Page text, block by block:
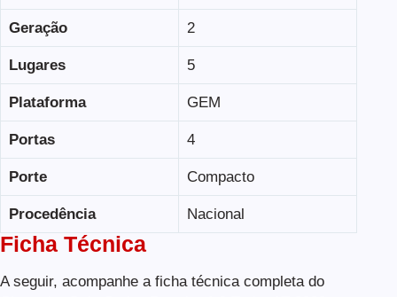
Geração 2
Lugares 5
Plataforma GEM
Portas 4
Porte Compacto
Procedência Nacional
Ficha Técnica
A seguir, acompanhe a ficha técnica completa do